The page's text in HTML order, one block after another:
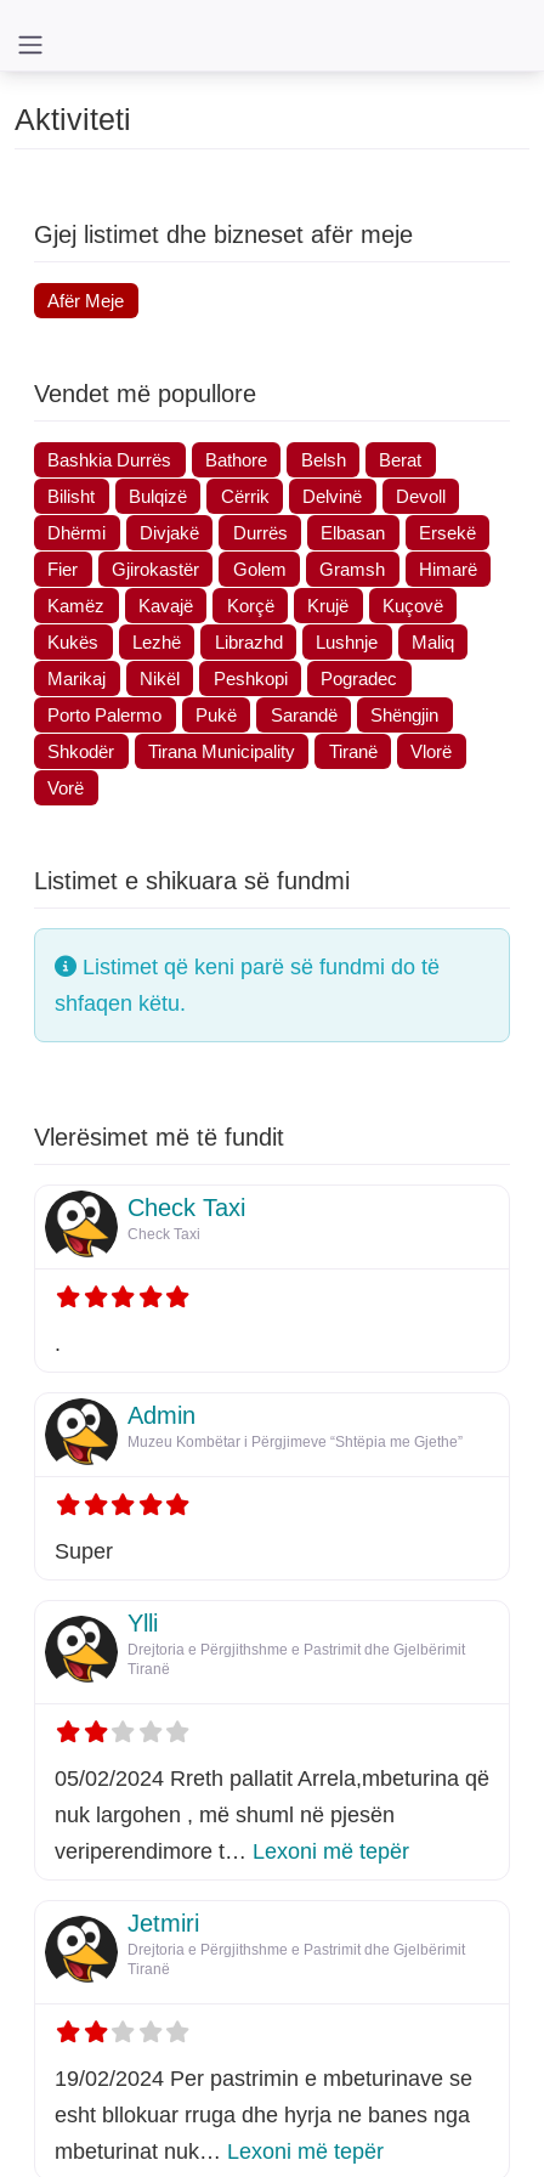
Aktiviteti
Gjej listimet dhe bizneset afër meje
Afër Meje
Vendet më popullore
Bashkia Durrës Bathore Belsh
Berat
Bilisht
Bulqizë Cërrik Delvinë
Devoll
Dhërmi
Divjakë Durrës Elbasan
Ersekë
Fier
Gjirokastër Golem Gramsh
Himarë
Kamëz
Kavajë Korçë Krujë
Kuçovë
Kukës
Lezhë Librazhd Lushnje
Maliq
Marikaj
Nikël Peshkopi
Pogradec
Porto Palermo
Pukë Sarandë
Shëngjin
Shkodër
Tirana Municipality Tiranë
Vlorë
Vorë
Listimet e shikuara së fundmi
Listimet që keni parë së fundmi do të
shfaqen këtu.
Vlerësimet më të fundit
Check Taxi
Check Taxi
.
Admin
Muzeu Kombëtar i Përgjimeve “Shtëpia me Gjethe”
Super
Ylli
Drejtoria e Përgjithshme e Pastrimit dhe Gjelbërimit
Tiranë
05/02/2024 Rreth pallatit Arrela,mbeturina që
nuk largohen , më shuml në pjesën
veriperendimore t… Lexoni më tepërrreth këtij
Jetmiri
Drejtoria e Përgjithshme e Pastrimit dhe Gjelbërimit
Tiranë
19/02/2024 Per pastrimin e mbeturinave se
esht bllokuar rruga dhe hyrja ne banes nga
mbeturinat nuk… Lexoni më tepërrreth këtij listimi